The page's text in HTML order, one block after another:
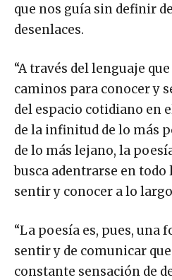
que nos guía sin definir
desenlaces.
“A través del lenguaje
caminos para conocer y
del espacio cotidiano en
de la infinitud de lo más
de lo más lejano, la
busca adentrarse en todo
sentir y conocer a lo
“La poesía es, pues, una
sentir y de comunicar
constante sensación de